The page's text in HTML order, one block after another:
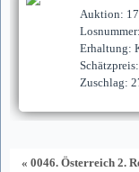
Auktion:
Erhaltung:
Zuschlag:
« 0046. Österreich 2.